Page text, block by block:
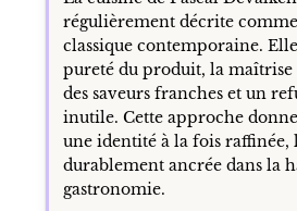
régulièrement décrite
classique contemporaine.
pureté du produit, la maîtrise
des saveurs franches et un
inutile. Cette approche
une identité à la fois raffinée,
durablement ancrée dans la
gastronomie.